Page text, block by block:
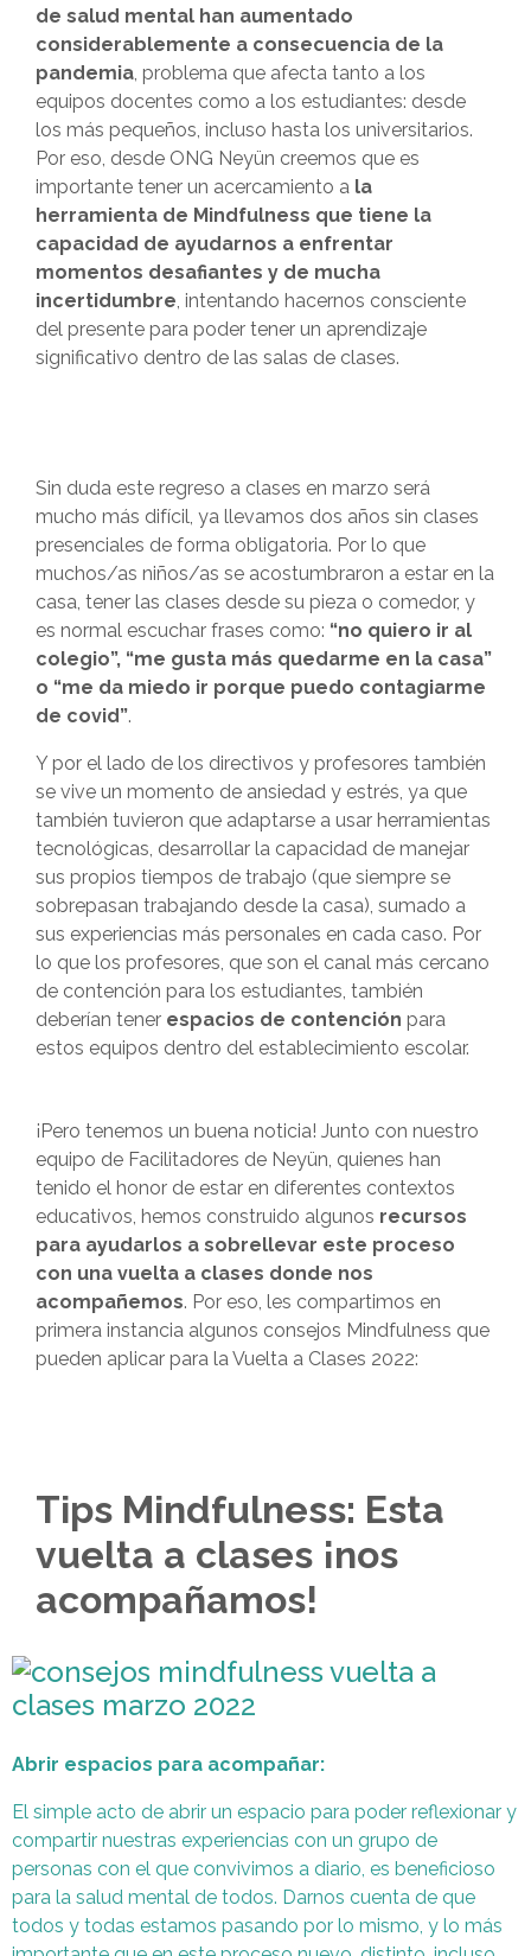
de salud mental han aumentado
considerablemente a consecuencia de la
pandemia , problema que afecta tanto a los
equipos docentes como a los estudiantes: desde
los más pequeños, incluso hasta los universitarios.
Por eso, desde ONG Neyün creemos que es
importante tener un acercamiento a la
herramienta de Mindfulness que tiene la
capacidad de ayudarnos a enfrentar
momentos desafiantes y de mucha
incertidumbre , intentando hacernos consciente
del presente para poder tener un aprendizaje
significativo dentro de las salas de clases.
Sin duda este regreso a clases en marzo será
mucho más difícil, ya llevamos dos años sin clases
presenciales de forma obligatoria. Por lo que
muchos/as niños/as se acostumbraron a estar en la
casa, tener las clases desde su pieza o comedor, y
es normal escuchar frases como: “no quiero ir al
colegio”, “me gusta más quedarme en la casa”
o “me da miedo ir porque puedo contagiarme
de covid”.
Y por el lado de los directivos y profesores también
se vive un momento de ansiedad y estrés, ya que
también tuvieron que adaptarse a usar herramientas
tecnológicas, desarrollar la capacidad de manejar
sus propios tiempos de trabajo (que siempre se
sobrepasan trabajando desde la casa), sumado a
sus experiencias más personales en cada caso. Por
lo que los profesores, que son el canal más cercano
de contención para los estudiantes, también
deberían tener espacios de contención para
estos equipos dentro del establecimiento escolar.
¡Pero tenemos un buena noticia! Junto con nuestro
equipo de Facilitadores de Neyün, quienes han
tenido el honor de estar en diferentes contextos
educativos, hemos construido algunos recursos
para ayudarlos a sobrellevar este proceso
con una vuelta a clases donde nos
acompañemos. Por eso, les compartimos en
primera instancia algunos consejos Mindfulness que
pueden aplicar para la Vuelta a Clases 2022:
Tips Mindfulness: Esta
vuelta a clases ¡nos
acompañamos!
Abrir espacios para acompañar:
El simple acto de abrir un espacio para poder reflexionar y
compartir nuestras experiencias con un grupo de
personas con el que convivimos a diario, es beneficioso
para la salud mental de todos. Darnos cuenta de que
todos y todas estamos pasando por lo mismo, y lo más